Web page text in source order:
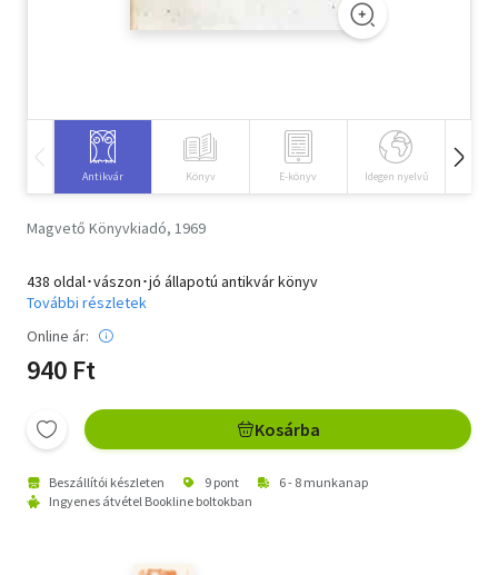
Természettudomány
Antikvár Könyv E-könyv Idegen nyelvű
Magvető Könyvkiadó, 1969
438 oldal･vászon･jó állapotú antikvár könyv
További részletek
Online ár:
940 Ft
Kosárba
Beszállítói készleten 9 pont
6 - 8 munkanap
Ingyenes átvétel Bookline boltokban